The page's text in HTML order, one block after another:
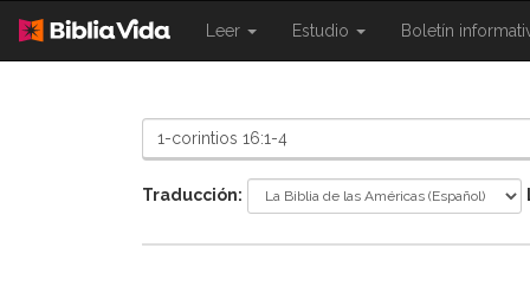
Leer
{{
Estudio
{{
Boletín
Traducción: